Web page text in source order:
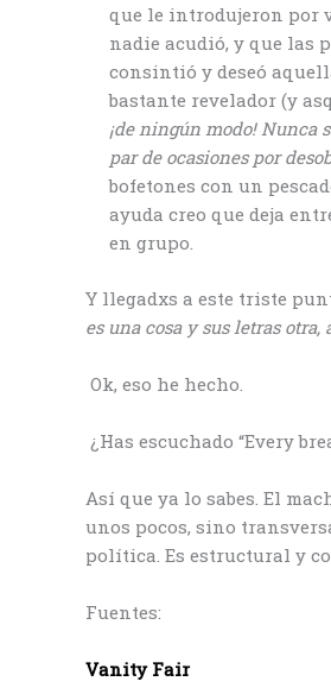
que le introdujeron por
nadie acudió, y que las
consintió y deseó
bastante revelador (y
¡de ningún modo! Nunca
par de ocasiones por
bofetones con un
ayuda creo que deja
en grupo.
Y llegadxs a este triste
es una cosa y sus letras
Ok, eso he hecho.
¿Has escuchado “Every
Así que ya lo sabes. El
unos pocos, sino
política. Es estructural y
Fuentes:
Vanity Fair